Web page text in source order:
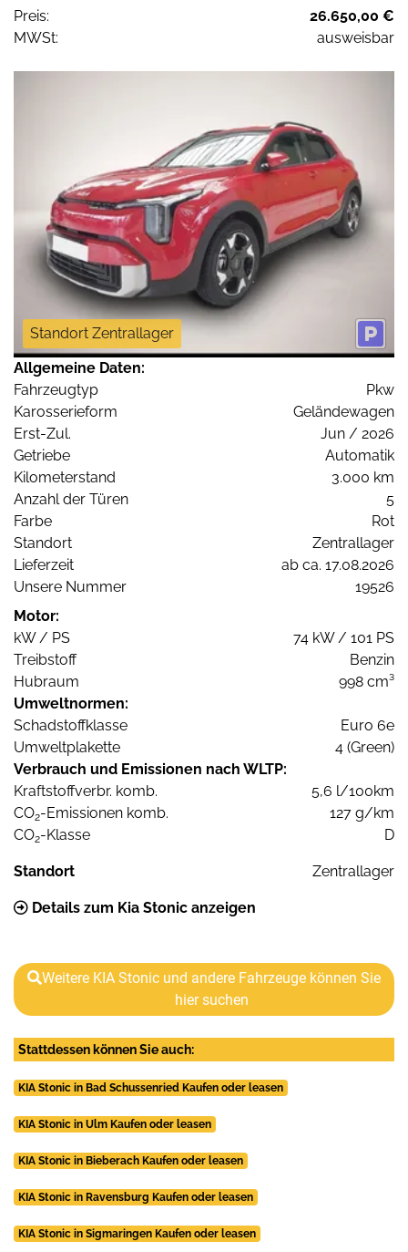
Preis:
26.650,00 €
MWSt:
ausweisbar
Standort Zentrallager
Allgemeine Daten:
Fahrzeugtyp
Pkw
Karosserieform
Geländewagen
Erst-Zul.
Jun / 2026
Getriebe
Automatik
Kilometerstand
3.000 km
Anzahl der Türen
5
Farbe
Rot
Standort
Zentrallager
Lieferzeit
ab ca. 17.08.2026
Unsere Nummer
19526
Motor:
kW / PS
74 kW / 101 PS
Treibstoff
Benzin
Hubraum
998 cm³
Umweltnormen:
Schadstoffklasse
Euro 6e
Umweltplakette
4 (Green)
Verbrauch und Emissionen nach WLTP:
Kraftstoffverbr. komb.
5,6 l/100km
CO2-Emissionen komb.
127 g/km
CO2-Klasse D
Standort Zentrallager
Details zum Kia Stonic anzeigen
Weitere KIA Stonic und andere Fahrzeuge können Sie
hier suchen
Stattdessen können Sie auch:
KIA Stonic in Bad Schussenried Kaufen oder leasen
KIA Stonic in Ulm Kaufen oder leasen
KIA Stonic in Bieberach Kaufen oder leasen
KIA Stonic in Ravensburg Kaufen oder leasen
KIA Stonic in Sigmaringen Kaufen oder leasen